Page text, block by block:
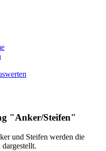
"Anker/Steifen"
und Steifen werden die